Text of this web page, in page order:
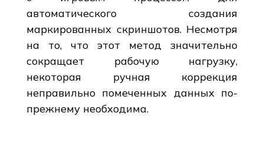
автоматического создания
маркированных скриншотов. Несмотря
на то, что этот метод значительно
сокращает рабочую нагрузку,
некоторая ручная коррекция
неправильно помеченных данных по-
прежнему необходима.